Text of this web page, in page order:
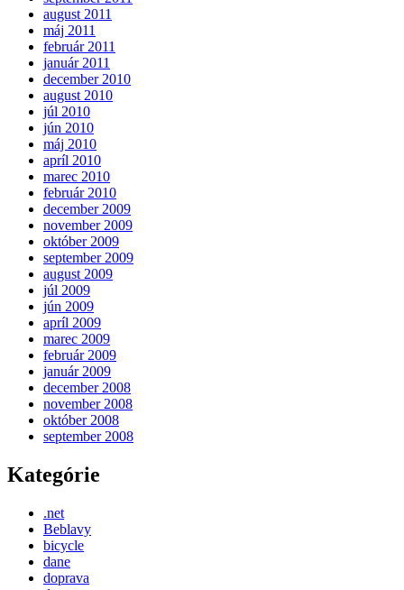
august 2011
máj 2011
február 2011
január 2011
december 2010
august 2010
júl 2010
jún 2010
máj 2010
apríl 2010
marec 2010
február 2010
december 2009
november 2009
október 2009
september 2009
august 2009
júl 2009
jún 2009
apríl 2009
marec 2009
február 2009
január 2009
december 2008
november 2008
október 2008
september 2008
Kategórie
.net
Beblavy
bicycle
dane
doprava